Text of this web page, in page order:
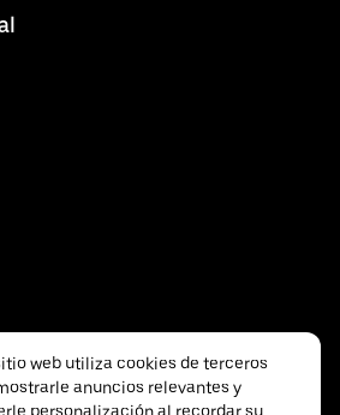
web utiliza cookies de terceros
anuncios relevantes y